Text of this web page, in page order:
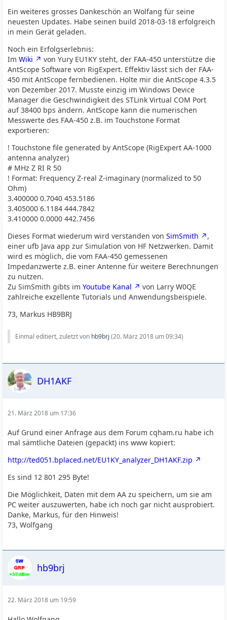
Ein weiteres grosses Dankeschön an Wolfang für seine
neuesten Updates. Habe seinen build 2018-03-18 erfolgreich
in mein Gerät geladen.
Noch ein Erfolgserlebnis:
ImWiki
von Yury EU1KY steht, der FAA-450 unterstütze die
AntScope Software von RigExpert. Effektiv lässt sich der FAA-
450 mit AntScope fernbedienen. Holte mir die AntScope 4.3.5
von Dezember 2017. Musste einzig im Windows Device
Manager die Geschwindigkeit des STLink Virtual COM Port
auf 38400 bps ändern. AntScope kann die numerischen
Messwerte des FAA-450 z.B. im Touchstone Format
exportieren:
! Touchstone file generated by AntScope (RigExpert AA-1000
antenna analyzer)
# MHz Z RI R 50
! Format: Frequency Z-real Z-imaginary (normalized to 50
Ohm)
3.400000 0.7040 453.5186
3.405000 6.1184 444.7842
3.410000 0.0000 442.7456
Dieses Format wiederum wird verstanden vonSimSmith
,
einer ufb Java app zur Simulation von HF Netzwerken. Damit
wird es möglich, die vom FAA-450 gemessenen
Impedanzwerte z.B. einer Antenne für weitere Berechnungen
zu nutzen.
Zu SimSmith gibts imYoutube Kanal
von Larry W0QE
zahlreiche exzellente Tutorials und Anwendungsbeispiele.
73, Markus HB9BRJ
Einmal editiert, zuletzt von hb9brj (20. März 2018 um 09:34)
DH1AKF
21. März 2018 um 17:36
Auf Grund einer Anfrage aus dem Forum cqham.ru habe ich
mal sämtliche Dateien (gepackt) ins www kopiert:
http://ted051.bplaced.net/EU1KY_analyzer_DH1AKF.zip
Es sind 12 801 295 Byte!
Die Möglichkeit, Daten mit dem AA zu speichern, um sie am
PC weiter auszuwerten, habe ich noch gar nicht ausprobiert.
Danke, Markus, für den Hinweis!
73, Wolfgang
hb9brj
22. März 2018 um 19:59